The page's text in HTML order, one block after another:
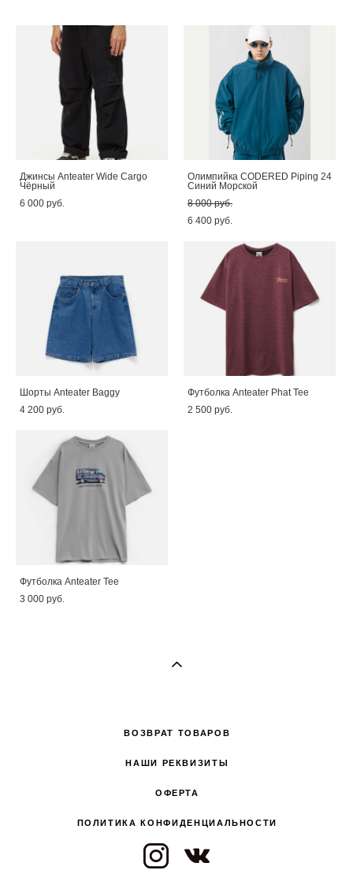
Джинсы Anteater Wide Cargo
Чёрный
6 000 pуб.
Олимпийка CODERED Piping 24
Синий Морской
8 000 pуб.
6 400 pуб.
Шорты Anteater Baggy
4 200 pуб.
Футболка Anteater Phat Tee
2 500 pуб.
Футболка Anteater Tee
3 000 pуб.
ВОЗВРАТ ТОВАРОВ
НАШИ РЕКВИЗИТЫ
ОФЕРТА
ПОЛИТИКА КОНФИДЕНЦИАЛЬНОСТИ